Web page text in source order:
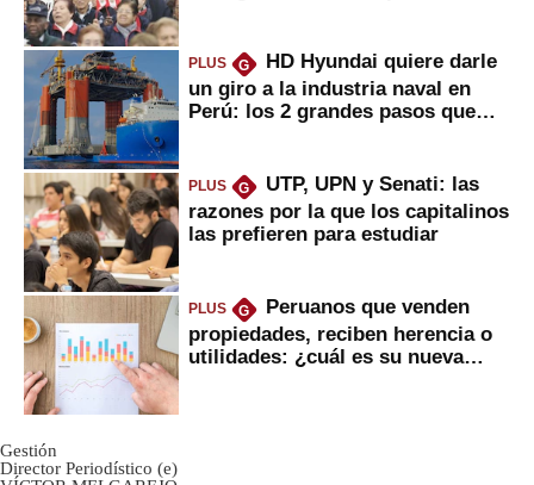
PLUS G
HD Hyundai quiere darle
un giro a la industria naval en
Perú: los 2 grandes pasos que
PLUS G
UTP, UPN y Senati: las
razones por la que los capitalinos
las prefieren para estudiar
PLUS G
Peruanos que venden
propiedades, reciben herencia o
utilidades: ¿cuál es su nueva
Gestión
Director Periodístico (e)